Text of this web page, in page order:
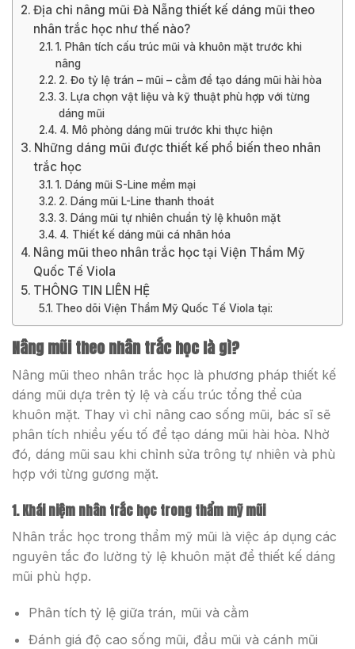
Địa chỉ nâng mũi Đà Nẵng thiết kế dáng mũi theo
nhân trắc học như thế nào?
1. Phân tích cấu trúc mũi và khuôn mặt trước khi
nâng
2. Đo tỷ lệ trán – mũi – cằm để tạo dáng mũi hài hòa
3. Lựa chọn vật liệu và kỹ thuật phù hợp với từng
dáng mũi
4. Mô phỏng dáng mũi trước khi thực hiện
Những dáng mũi được thiết kế phổ biến theo nhân
trắc học
1. Dáng mũi S-Line mềm mại
2. Dáng mũi L-Line thanh thoát
3. Dáng mũi tự nhiên chuẩn tỷ lệ khuôn mặt
4. Thiết kế dáng mũi cá nhân hóa
Nâng mũi theo nhân trắc học tại Viện Thẩm Mỹ
Quốc Tế Viola
THÔNG TIN LIÊN HỆ
Theo dõi Viện Thẩm Mỹ Quốc Tế Viola tại:
Nâng mũi theo nhân trắc học là gì?
Nâng mũi theo nhân trắc học là phương pháp thiết kế
dáng mũi dựa trên tỷ lệ và cấu trúc tổng thể của
khuôn mặt. Thay vì chỉ nâng cao sống mũi, bác sĩ sẽ
phân tích nhiều yếu tố để tạo dáng mũi hài hòa. Nhờ
đó, dáng mũi sau khi chỉnh sửa trông tự nhiên và phù
hợp với từng gương mặt.
1. Khái niệm nhân trắc học trong thẩm mỹ mũi
Nhân trắc học trong thẩm mỹ mũi là việc áp dụng các
nguyên tắc đo lường tỷ lệ khuôn mặt để thiết kế dáng
mũi phù hợp.
Phân tích tỷ lệ giữa trán, mũi và cằm
Đánh giá độ cao sống mũi, đầu mũi và cánh mũi